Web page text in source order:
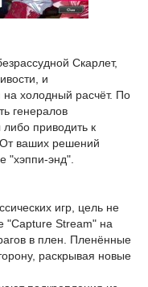
Скарлет,
и
холодный расчёт. По
генералов
приводить к
ваших решений
"хэппи-энд".
игр, цель не
"Capture Stream" на
в плен. Пленённые
раскрывая новые